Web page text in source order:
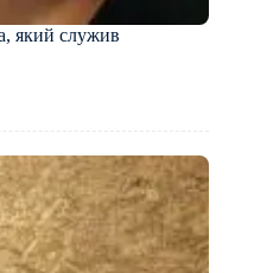
який служив